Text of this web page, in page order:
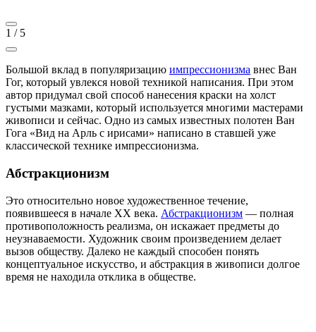
1 / 5
Большой вклад в популяризацию импрессионизма внес Ван
Гог, который увлекся новой техникой написания. При этом
автор придумал свой способ нанесения краски на холст
густыми мазками, который используется многими мастерами
живописи и сейчас. Одно из самых известных полотен Ван
Гога «Вид на Арль с ирисами» написано в ставшей уже
классической технике импрессионизма.
Абстракционизм
Это относительно новое художественное течение,
появившееся в начале XX века. Абстракционизм — полная
противоположность реализма, он искажает предметы до
неузнаваемости. Художник своим произведением делает
вызов обществу. Далеко не каждый способен понять
концептуальное искусство, и абстракция в живописи долгое
время не находила отклика в обществе.